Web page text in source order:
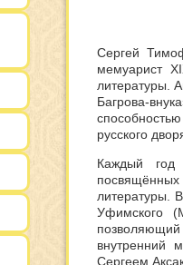
Сергей
мемуарист
литературы.
Багрова-
русского
Каждый год
литературы.
Уфимского
внутренний
Сергеем